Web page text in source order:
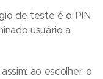
de teste é o PIN
usuário a
ao escolher o